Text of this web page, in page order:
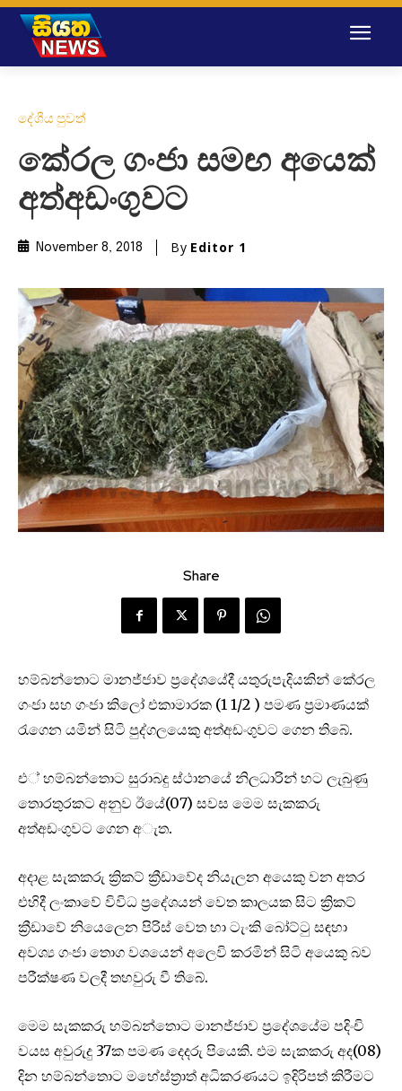
දේශීය පුවත්
කේරල ගංජා සමඟ අයෙක්
අත්අඩංගුවට
November 8, 2018 By Editor 1
Share
හම්බන්තොට මානජ්ජාව ප්‍රදේශයේදී යතුරුපැදියකින් කේරල
ගංජා සහ ගංජා කිලෝ එකාමාරක (1 1/2 ) පමණ ප්‍රමාණයක්
රැගෙන යමින් සිටි පුද්ගලයෙකු අත්අඩංගුවට ගෙන තිබේ.
එ් හම්බන්තොට සුරාබදු ස්ථානයේ නිලධාරින් හට ලැබුණු
තොරතුරකට අනුව ඊයේ(07) සවස මෙම සැකකරු
අත්අඩංගුවට ගෙන අැත.
අදාළ සැකකරු ක්‍රිකට් ක්‍රීඩාවේද නියැලන අයෙකු වන අතර
එහිදී ලංකාවේ විවිධ ප්‍රදේශයන් වෙත කාලයක සිට ක්‍රිකට්
ක්‍රීඩාවේ නියෙලෙන පිරිස් වෙත හා ටැංකි බෝට්ටු සඳහා
අවශ්‍ය ගංජා තොග වශයෙන් අලෙවි කරමින් සිටි අයෙකු බව
පරීක්ෂණ වලදී තහවුරු වී තිබේ.
මෙම සැකකරු හම්බන්තොට මානජ්ජාව ප්‍රදේශයේම පදිංචි
වයස අවුරුදු 37ක පමණ දෙදරු පියෙකි. එම සැකකරු අද(08)
දින හම්බන්තොට මහේස්ත්‍රාත් අධිකරණයට ඉදිරිපත් කිරීමට